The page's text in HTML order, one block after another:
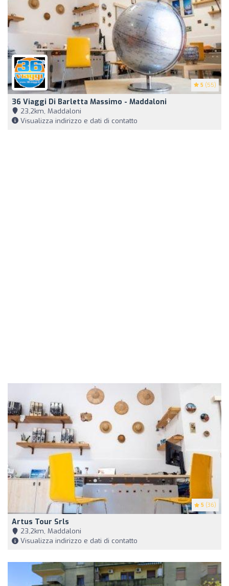
5 (55)
36 Viaggi Di Barletta Massimo - Maddaloni
23,2km, Maddaloni
Visualizza indirizzo e dati di contatto
5 (36)
Artus Tour Srls
23,2km, Maddaloni
Visualizza indirizzo e dati di contatto